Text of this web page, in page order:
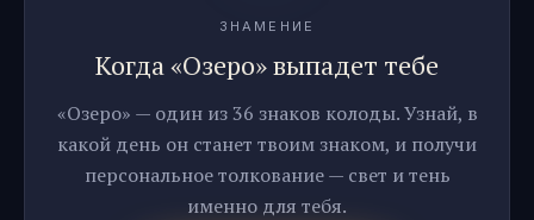
ЗНАМЕНИЕ
Когда «Озеро» выпадет тебе
«Озеро» — один из 36 знаков колоды. Узнай, в
какой день он станет твоим знаком, и получи
персональное толкование — свет и тень
именно для тебя.